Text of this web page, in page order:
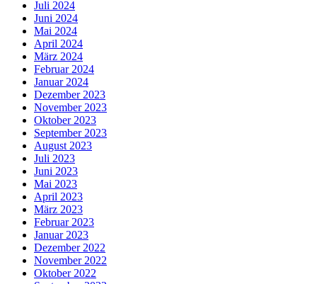
Juli 2024
Juni 2024
Mai 2024
April 2024
März 2024
Februar 2024
Januar 2024
Dezember 2023
November 2023
Oktober 2023
September 2023
August 2023
Juli 2023
Juni 2023
Mai 2023
April 2023
März 2023
Februar 2023
Januar 2023
Dezember 2022
November 2022
Oktober 2022